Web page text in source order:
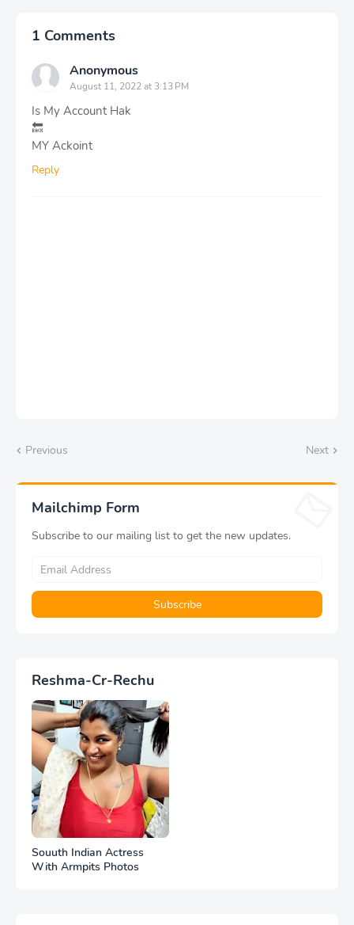
1 Comments
Anonymous
August 11, 2022 at 3:13 PM
Is My Account Hak
🔙
MY Ackoint
Reply
Previous Next
Mailchimp Form
Subscribe to our mailing list to get the new updates.
Reshma-Cr-Rechu
Souuth Indian Actress
With Armpits Photos